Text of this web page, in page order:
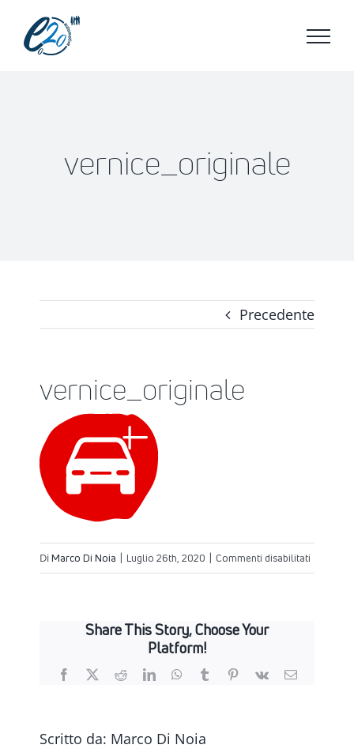
contenuto
vernice_originale
Precedente
vernice_originale
DiMarco Di Noia | Luglio 26th, 2020 | Commenti disabilitati
Share This Story, Choose Your
Platform!
Facebook
X RedditLinkedInWhatsApp
TumblrPinterest
Vk Email
Scritto da: Marco Di Noia